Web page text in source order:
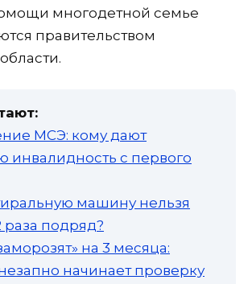
многодетной семье
правительством
МСЭ: кому дают
инвалидность с первого
машину нельзя
раза подряд?
на 3 месяца:
начинает проверку